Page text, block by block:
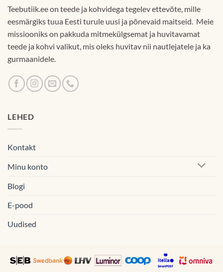
Teebutiik.ee on teede ja kohvidega tegelev ettevõte, mille
eesmärgiks tuua Eesti turule uusi ja põnevaid maitseid. Meie
missiooniks on pakkuda mitmekülgsemat ja huvitavamat
teede ja kohvi valikut, mis oleks huvitav nii nautlejatele ja ka
gurmaanidele.
LEHED
Kontakt
Minu konto
Blogi
E-pood
Uudised